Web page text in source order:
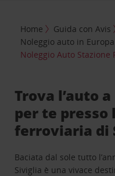
Home Guida con Avis
Noleggio auto in Europa
Noleggio Auto Stazione
Trova l’auto
per te presso
ferroviaria di
Baciata dal sole tutto
Siviglia è una vivace